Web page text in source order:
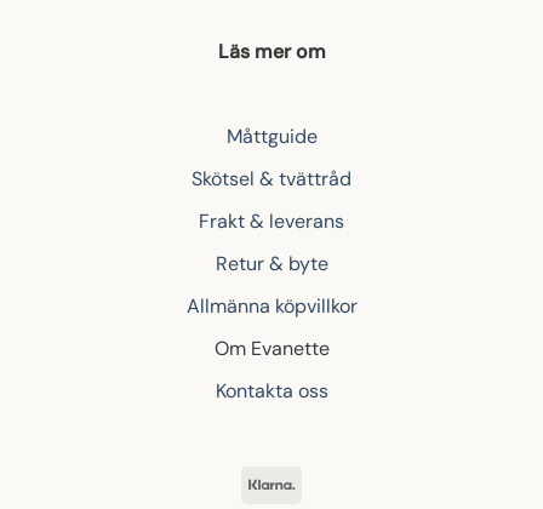
Läs mer om
Måttguide
Skötsel & tvättråd
Frakt & leverans
Retur & byte
Allmänna köpvillkor
Om Evanette
Kontakta oss